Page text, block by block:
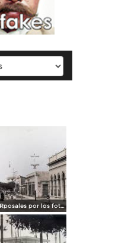
Calle Rposales por los fotografos Yanez y Zanzueta..